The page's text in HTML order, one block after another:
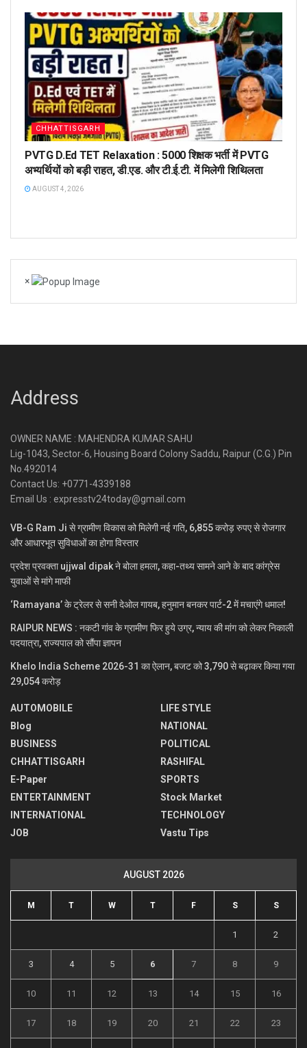
CHHATTISGARH
PVTG D.Ed TET Relaxation : 5000 शिक्षक भर्ती में PVTG
अभ्यर्थियों को बड़ी राहत, डी.एड. और टी.ई.टी. में मिलेगी शिथिलता
AUGUST 4, 2026
×
Address
OWNER NAME : MAHENDRA KUMAR SAHU
Lig-1043, Sector-6, Housing Board Colony Saddu, Raipur (C.G.) Pin
No.492014
Contact Us: +0771-4339188
Email Us : expresstv24today@gmail.com
VB-G Ram Ji से ग्रामीण विकास को मिलेगी नई गति, 6,855 करोड़ रुपए से रोजगार
और आधारभूत सुविधाओं का होगा विस्तार
प्रदेश प्रवक्ता ujjwal dipak ने बोला हमला, कहा-तथ्य सामने आने के बाद कांग्रेस
युवाओं से मांगे माफी
‘Ramayana’ के ट्रेलर से सनी देओल गायब, हनुमान बनकर पार्ट-2 में मचाएंगे धमाल!
RAIPUR NEWS : नकटी गांव के ग्रामीण फिर हुये उग्र, न्याय की मांग को लेकर निकाली
पदयात्रा, राज्यपाल को सौंपा ज्ञापन
Khelo India Scheme 2026-31 का ऐलान, बजट को 3,790 से बढ़ाकर किया गया
29,054 करोड़
AUTOMOBILE
Blog
BUSINESS
CHHATTISGARH
E-Paper
ENTERTAINMENT
INTERNATIONAL
JOB
LIFE STYLE
NATIONAL
POLITICAL
RASHIFAL
SPORTS
Stock Market
TECHNOLOGY
Vastu Tips
AUGUST 2026
M T W T F S S
1 2
3 4 5 6 7 8 9
10 11 12 13 14 15 16
17 18 19 20 21 22 23